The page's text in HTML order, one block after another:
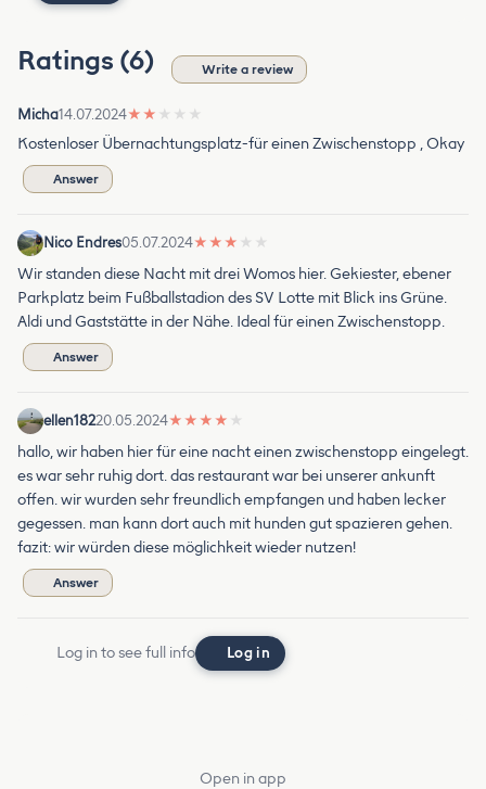
Ratings (6) Write a review
Micha14.07.2024★ ★ ★ ★ ★
Kostenloser Übernachtungsplatz-für einen Zwischenstopp , Okay
Answer
Nico Endres05.07.2024★ ★ ★ ★ ★
Wir standen diese Nacht mit drei Womos hier. Gekiester, ebener
Parkplatz beim Fußballstadion des SV Lotte mit Blick ins Grüne.
Aldi und Gaststätte in der Nähe. Ideal für einen Zwischenstopp.
Answer
ellen18220.05.2024★ ★ ★ ★ ★
hallo, wir haben hier für eine nacht einen zwischenstopp eingelegt.
es war sehr ruhig dort. das restaurant war bei unserer ankunft
offen. wir wurden sehr freundlich empfangen und haben lecker
gegessen. man kann dort auch mit hunden gut spazieren gehen.
fazit: wir würden diese möglichkeit wieder nutzen!
Answer
Log in to see full info Log in
Open in app